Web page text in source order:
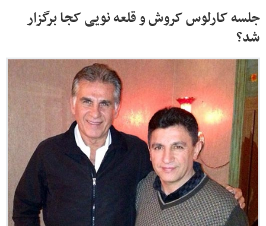
جلسه کارلوس کروش و قلعه نویی کجا برگزار
شد؟